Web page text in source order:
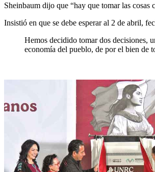
Sheinbaum dijo que “hay que tomar las cosas
Insistió en que se debe esperar al 2 de abril,
Hemos decidido tomar dos decisiones,
economía del pueblo, de por el bien de